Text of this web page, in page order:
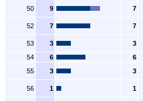
50 9 7
52 7 7
53 3
3
54
6
6
55
3 3
56 1 1